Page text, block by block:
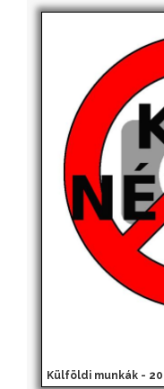
Külföldi munkák -